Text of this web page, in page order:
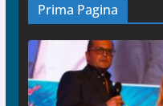
Prima Pagina